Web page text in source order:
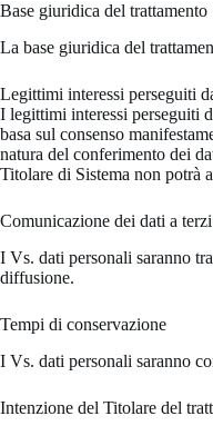
Base giuridica del trattamento
La base giuridica del
Legittimi interessi perseguiti
I legittimi interessi perseguiti
basa sul consenso
natura del conferimento dei
Titolare di Sistema non potrà
Comunicazione dei dati a terzi
I Vs. dati personali saranno
diffusione.
Tempi di conservazione
I Vs. dati personali saranno
Intenzione del Titolare del